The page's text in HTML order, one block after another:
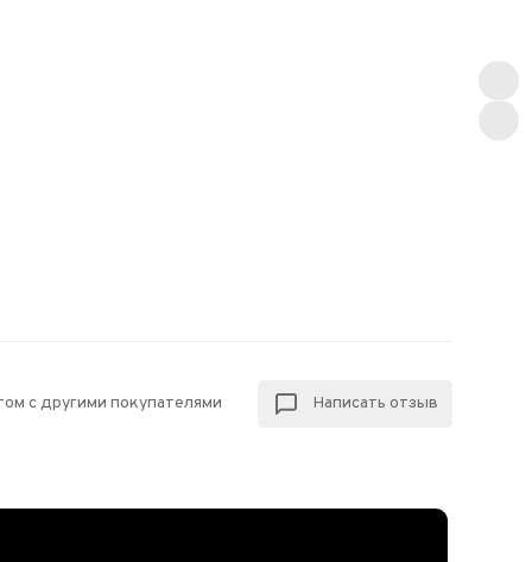
с другими покупателями Написать отзыв